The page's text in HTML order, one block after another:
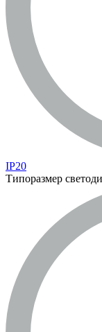
IP20
Типоразмер